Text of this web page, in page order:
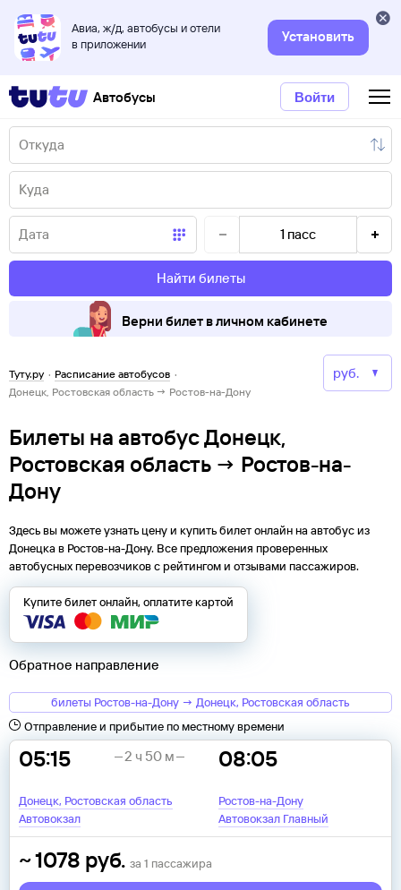
Авиа, ж/д, автобусы и отели
в приложении
Установить
Автобусы Войти
1 пасс
Найти билеты
Верни билет в личном кабинете
Туту.ру · Расписание автобусов ·
Донецк, Ростовская область → Ростов-на-Дону
Билеты на автобус Донецк,
Ростовская область → Ростов-на-
Дону
Здесь вы можете узнать цену и купить билет онлайн на автобус из
Донецкав Ростов-на-Дону. Все предложения проверенных
автобусных перевозчиков с рейтингом и отзывами пассажиров.
Купите билет онлайн, оплатите картой
Обратное направление
билеты Ростов-на-Дону → Донецк, Ростовская область
Отправление и прибытие по местному времени
05:15
Донецк, Ростовская область
Автовокзал
08:05
Ростов-на-Дону
Автовокзал Главный
2 ч 50 м
~1078 руб. за 1 пассажира